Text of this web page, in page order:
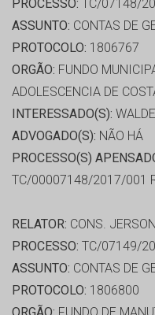
PROCESSO: TC/07148/
ASSUNTO: CONTAS DE
PROTOCOLO: 1806767
ORGÃO: FUNDO
ADOLESCENCIA DE
INTERESSADO(S):
ADVOGADO(S): NÃO HÁ
PROCESSO(S)
TC/00007148/2017/001
RELATOR: CONS.
PROCESSO: TC/07149/
ASSUNTO: CONTAS DE
PROTOCOLO: 1806800